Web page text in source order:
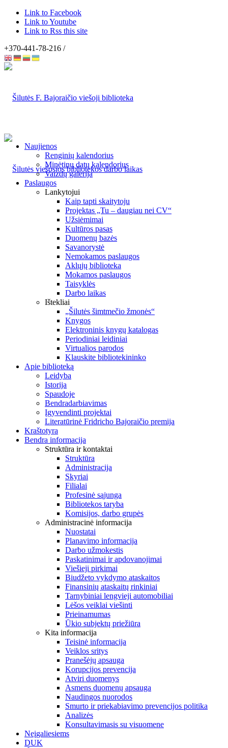
Link to Facebook
Link to Youtube
Link to Rss this site
+370-441-78-216 /
Naujienos
Renginių kalendorius
Minėtinų datų kalendorius
Vaizdų galerija
Paslaugos
Lankytojui
Kaip tapti skaitytoju
Projektas „Tu – daugiau nei CV“
Užsiėmimai
Kultūros pasas
Duomenų bazės
Savanorystė
Nemokamos paslaugos
Aklųjų biblioteka
Mokamos paslaugos
Taisyklės
Darbo laikas
Ištekliai
„Šilutės šimtmečio žmonės“
Knygos
Elektroninis knygų katalogas
Periodiniai leidiniai
Virtualios parodos
Klauskite bibliotekininko
Apie biblioteką
Leidyba
Istorija
Spaudoje
Bendradarbiavimas
Įgyvendinti projektai
Literatūrinė Fridricho Bajoraičio premija
Kraštotyra
Bendra informacija
Struktūra ir kontaktai
Struktūra
Administracija
Skyriai
Filialai
Profesinė sąjunga
Bibliotekos taryba
Komisijos, darbo grupės
Administracinė informacija
Nuostatai
Planavimo informacija
Darbo užmokestis
Paskatinimai ir apdovanojimai
Viešieji pirkimai
Biudžeto vykdymo ataskaitos
Finansinių ataskaitų rinkiniai
Tarnybiniai lengvieji automobiliai
Lėšos veiklai viešinti
Prieinamumas
Ūkio subjektų priežiūra
Kita informacija
Teisinė informacija
Veiklos sritys
Pranešėjų apsauga
Korupcijos prevencija
Atviri duomenys
Asmens duomenų apsauga
Naudingos nuorodos
Smurto ir priekabiavimo prevencijos politika
Analizės
Konsultavimasis su visuomene
Neįgaliesiems
DUK